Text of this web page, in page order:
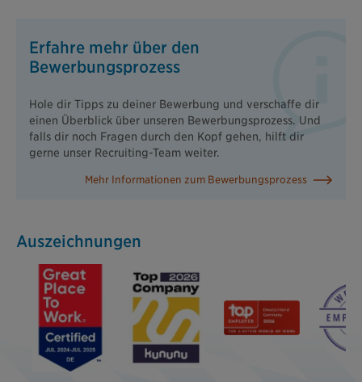
Erfahre mehr über den
Bewerbungsprozess
Hole dir Tipps zu deiner Bewerbung und verschaffe dir
einen Überblick über unseren Bewerbungsprozess. Und
falls dir noch Fragen durch den Kopf gehen, hilft dir
gerne unser Recruiting-Team weiter.
Mehr Informationen zum Bewerbungsprozess
Auszeichnungen